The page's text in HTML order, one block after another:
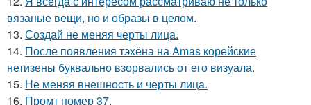
вязаные вещи, но и образы в целом.
13. Создай не меняя черты лица.
14. После появления тэхёна на Amas корейские
нетизены буквально взорвались от его визуала.
15. Не меняя внешность и черты лица.
16. Промт номер 37.